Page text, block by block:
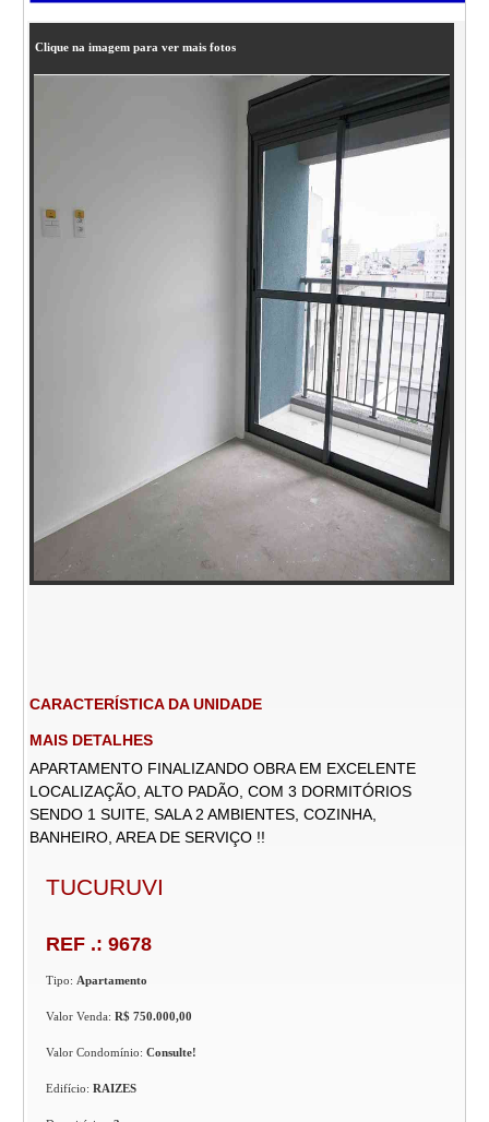
Clique na imagem para ver mais fotos
CARACTERÍSTICA DA UNIDADE
MAIS DETALHES
APARTAMENTO FINALIZANDO OBRA EM EXCELENTE
LOCALIZAÇÃO, ALTO PADÃO, COM 3 DORMITÓRIOS
SENDO 1 SUITE, SALA 2 AMBIENTES, COZINHA,
BANHEIRO, AREA DE SERVIÇO !!
TUCURUVI
REF .: 9678
Tipo: Apartamento
Valor Venda:R$ 750.000,00
Valor Condomínio:Consulte!
Edifício:RAIZES